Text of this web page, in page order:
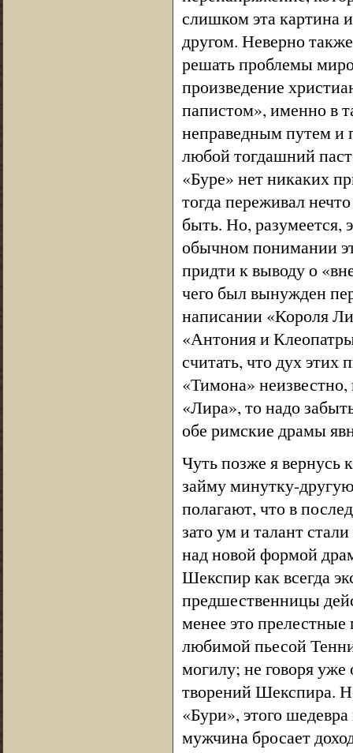
слишком эта картина
другом. Неверно
решать проблемы
произведение
папистом», именно в
неправедным путем и
любой тогдашний
«Буре» нет никаких
тогда переживал
быть. Но, разумеется,
обычном понимании
придти к выводу о
чего был вынужден
написании «Короля
«Антония и
считать, что дух этих
«Тимона»
«Лира», то надо
обе римские драмы
Чуть позже я вернусь
займу минутку-
полагают, что в
зато ум и талант
над новой формой
Шекспир как всегда
предшественницы
менее это
любимой пьесой
могилу; не говоря
творений Шекспира.
«Бури», этого
мужчина бросает